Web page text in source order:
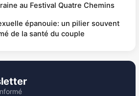
au Festival Quatre Chemins
épanouie: un pilier souvent
de la santé du couple